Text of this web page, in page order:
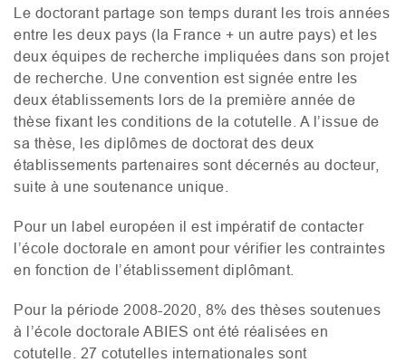
Le doctorant partage son temps durant les trois années
entre les deux pays (la France + un autre pays) et les
deux équipes de recherche impliquées dans son projet
de recherche. Une convention est signée entre les
deux établissements lors de la première année de
thèse fixant les conditions de la cotutelle. A l’issue de
sa thèse, les diplômes de doctorat des deux
établissements partenaires sont décernés au docteur,
suite à une soutenance unique.
Pour un label européen il est impératif de contacter
l’école doctorale en amont pour vérifier les contraintes
en fonction de l’établissement diplômant.
Pour la période 2008-2020, 8% des thèses soutenues
à l’école doctorale ABIES ont été réalisées en
cotutelle. 27 cotutelles internationales sont